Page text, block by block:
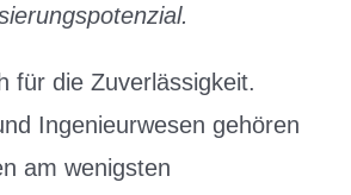
für die Zuverlässigkeit.
Ingenieurwesen gehören
am wenigsten